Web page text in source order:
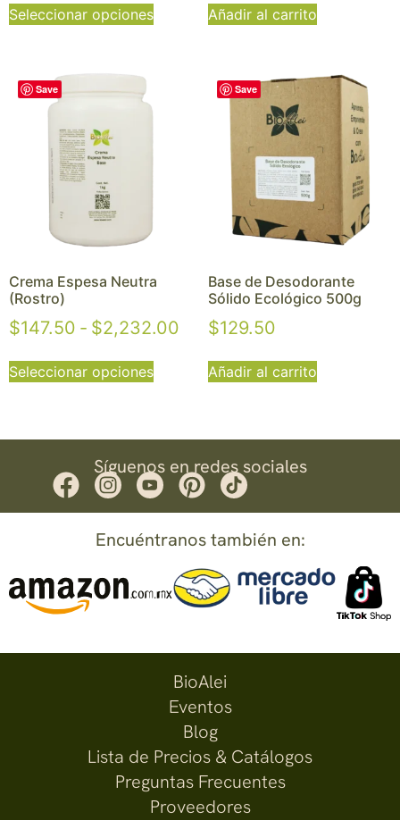
Seleccionar opciones Añadir al carrito
Save
Crema Espesa Neutra
(Rostro)
$147.50 - $2,232.00
Seleccionar opciones
Save
Base de Desodorante
Sólido Ecológico 500g
$129.50
Añadir al carrito
Síguenos en redes sociales
Encuéntranos también en:
BioAlei
Eventos
Blog
Lista de Precios & Catálogos
Preguntas Frecuentes
Proveedores